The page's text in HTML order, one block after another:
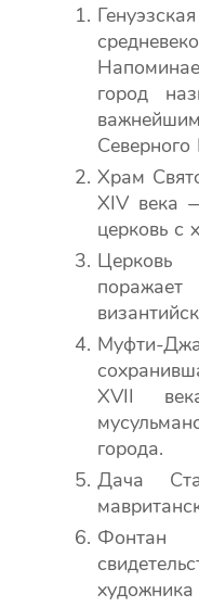
город
Храм
XIV века
церковь с
Муфти-
XVII
города.
Дача